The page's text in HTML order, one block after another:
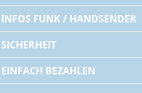
INFOS FUNK / HANDSENDER
SICHERHEIT
EINFACH BEZAHLEN